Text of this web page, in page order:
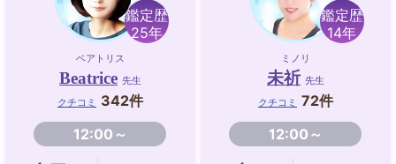
鑑定歴
25年
ベアトリス
Beatrice 先生
クチコミ
342件
12:00～
鑑定歴
14年
ミノリ
未祈 先生
クチコミ 72件
12:00～